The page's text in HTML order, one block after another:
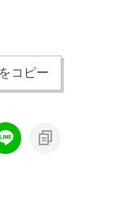
コピー